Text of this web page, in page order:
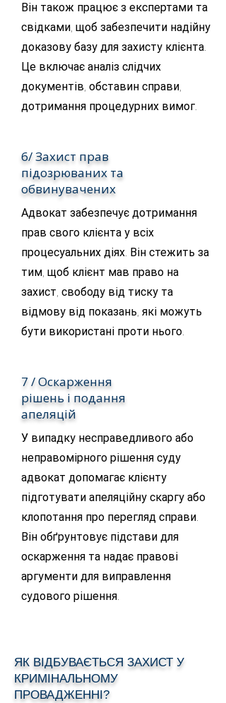
Він також працює з експертами та
свідками, щоб забезпечити надійну
доказову базу для захисту клієнта.
Це включає аналіз слідчих
документів, обставин справи,
дотримання процедурних вимог.
6/ Захист прав
підозрюваних та
обвинувачених
Адвокат забезпечує дотримання
прав свого клієнта у всіх
процесуальних діях. Він стежить за
тим, щоб клієнт мав право на
захист, свободу від тиску та
відмову від показань, які можуть
бути використані проти нього.
7 / Оскарження
рішень і подання
апеляцій
У випадку несправедливого або
неправомірного рішення суду
адвокат допомагає клієнту
підготувати апеляційну скаргу або
клопотання про перегляд справи.
Він обґрунтовує підстави для
оскарження та надає правові
аргументи для виправлення
судового рішення.
ЯК ВІДБУВАЄТЬСЯ ЗАХИСТ У
КРИМІНАЛЬНОМУ
ПРОВАДЖЕННІ?